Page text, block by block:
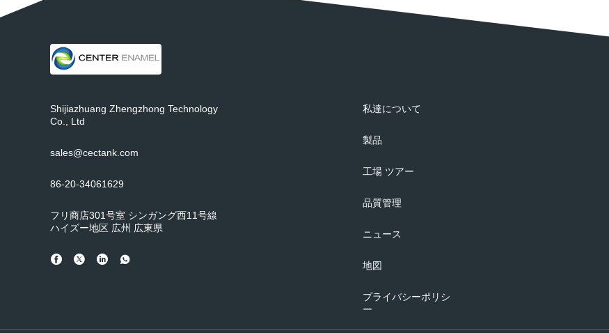
Shijiazhuang Zhengzhong Technology
Co., Ltd
sales@cectank.com
86-20-34061629
フリ商店301号室 シンガング西11号線
ハイズー地区 広州 広東県
私達について
製品
工場 ツアー
品質管理
ニュース
地図
プライバシーポリシ
ー